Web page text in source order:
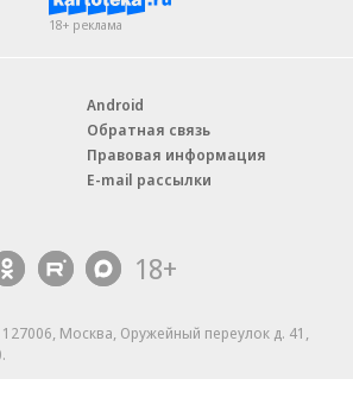
18+ реклама
Android
Обратная связь
Правовая информация
E-mail рассылки
18+
Москва, Оружейный переулок д. 41,